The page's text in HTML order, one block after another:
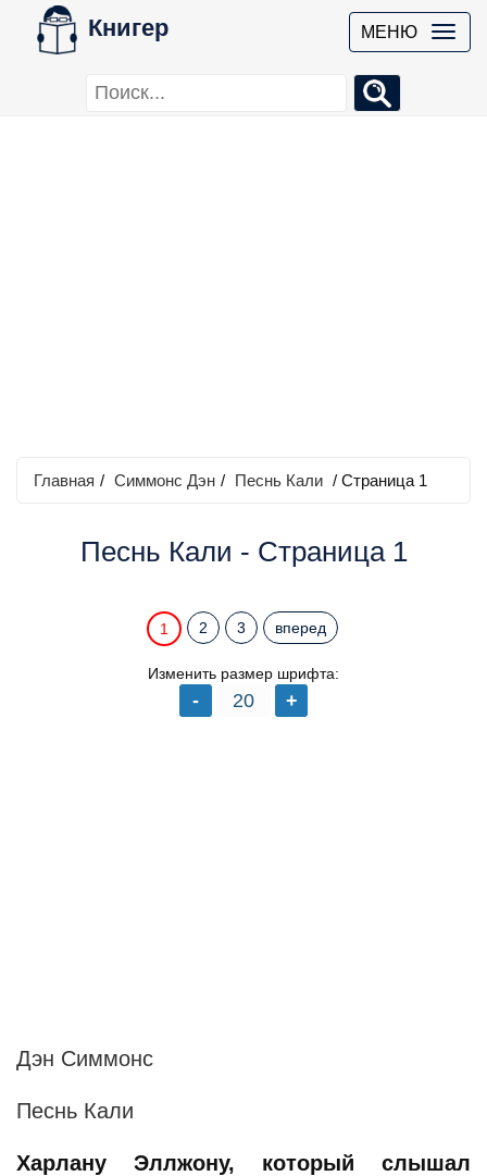
Книгер МЕНЮ
Главная / Симмонс Дэн / Песнь Кали / Страница 1
Песнь Кали - Страница 1
1 2 3 вперед
Изменить размер шрифта:
Дэн Симмонс
Песнь Кали
Харлану Эллжону, который слышал